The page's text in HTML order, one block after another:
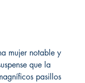
mujer notable y
que la
pasillos